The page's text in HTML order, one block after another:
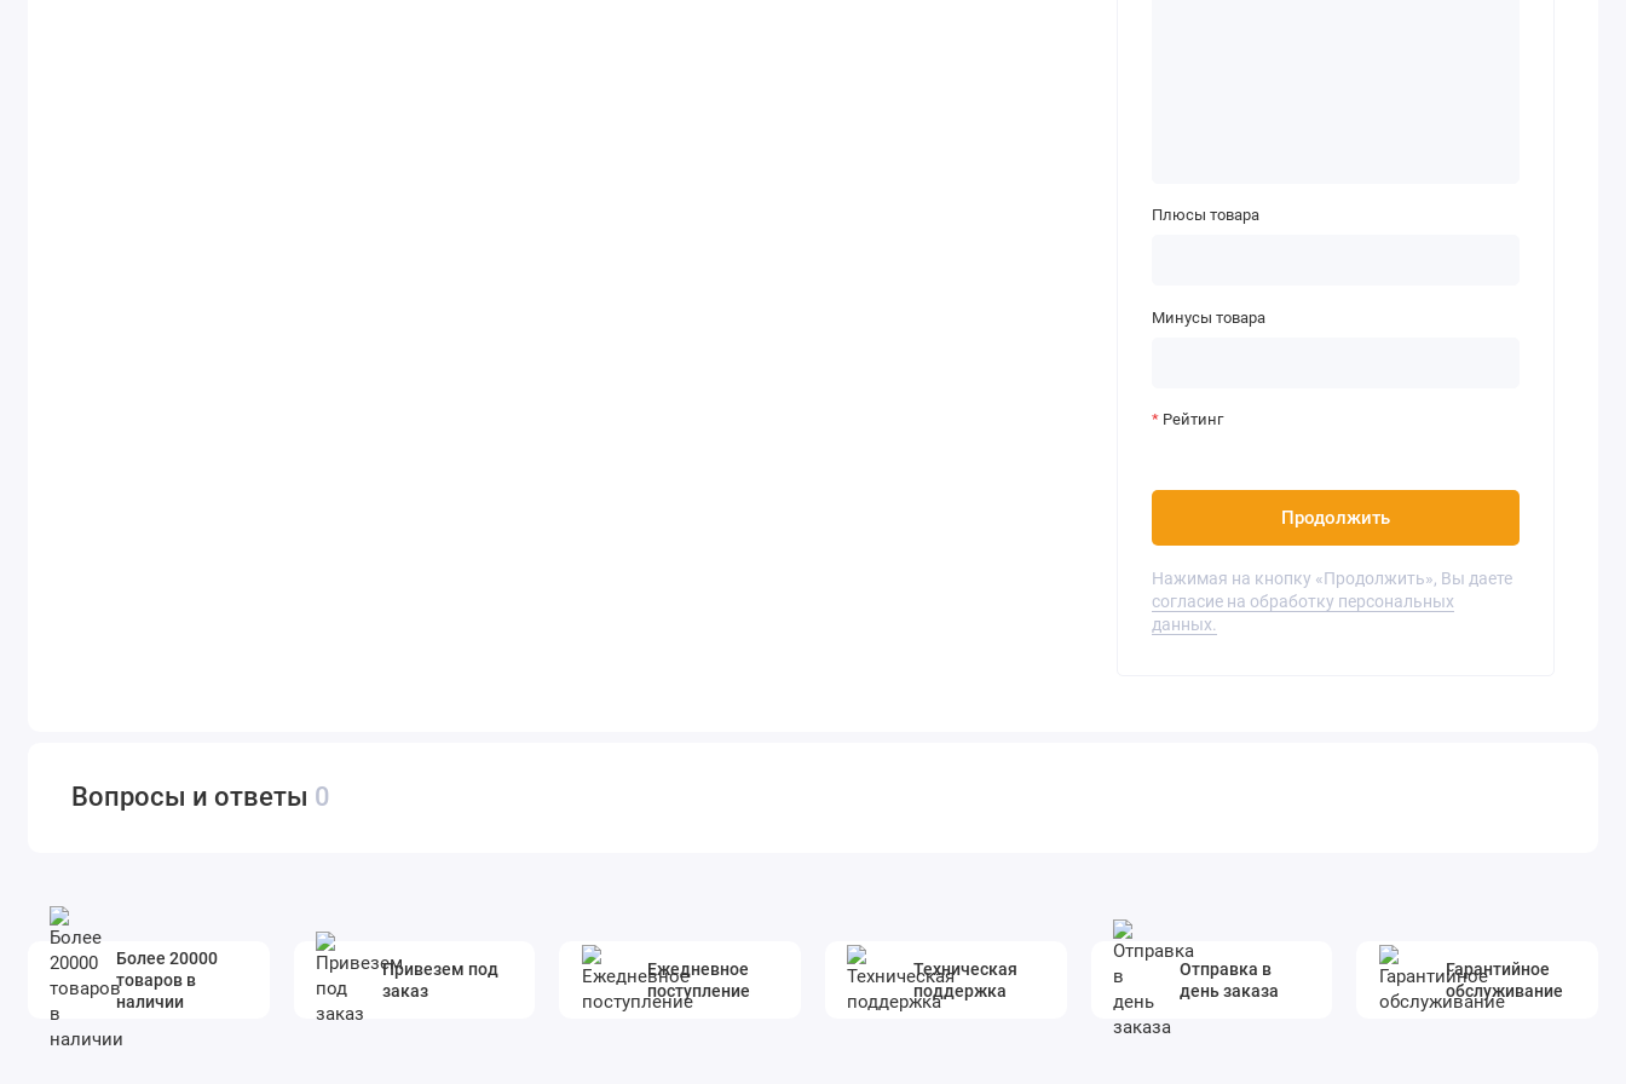
Плюсы товара
Минусы товара
Рейтинг
Продолжить
Нажимая на кнопку «Продолжить», Вы даете
согласие на обработку персональных
данных.
Вопросы и ответы 0
Более 20000
товаров в
наличии
Привезем под
заказ
Ежедневное
поступление
Техническая
поддержка
Отправка в
день заказа
Гарантийное
обслуживание